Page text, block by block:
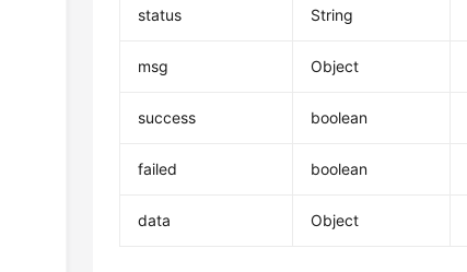
status String
msg Object
success boolean
failed boolean
data Object